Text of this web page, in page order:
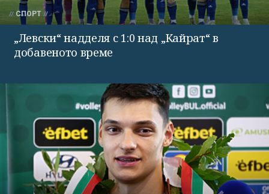
СПОРТ
„Левски“ надделя с 1:0 над „Кайрат“ в
добавеното време